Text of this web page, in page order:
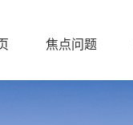
焦点问题